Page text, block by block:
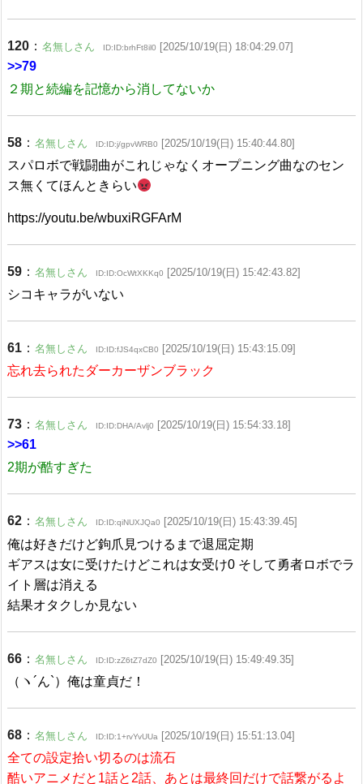
120 ： 名無しさん ID:ID:brhFt8il0 [2025/10/19(日) 18:04:29.07]
>>79
２期と続編を記憶から消してないか
58 ： 名無しさん ID:ID:j/gpvWRB0 [2025/10/19(日) 15:40:44.80]
スパロボで戦闘曲がこれじゃなくオープニング曲なのセン
ス無くてほんときらい
https://youtu.be/wbuxiRGFArM
59 ： 名無しさん ID:ID:OcWtXKKq0 [2025/10/19(日) 15:42:43.82]
シコキャラがいない
61 ： 名無しさん ID:ID:fJS4qxCB0 [2025/10/19(日) 15:43:15.09]
忘れ去られたダーカーザンブラック
73 ： 名無しさん ID:ID:DHA/Avlj0 [2025/10/19(日) 15:54:33.18]
>>61
2期が酷すぎた
62 ： 名無しさん ID:ID:qiNUXJQa0 [2025/10/19(日) 15:43:39.45]
俺は好きだけど鉤爪見つけるまで退屈定期
ギアスは女に受けたけどこれは女受け0 そして勇者ロボでラ
イト層は消える
結果オタクしか見ない
66 ： 名無しさん ID:ID:zZ6tZ7dZ0 [2025/10/19(日) 15:49:49.35]
（ヽ´ん`）俺は童貞だ！
68 ： 名無しさん ID:ID:1+rvYvUUa [2025/10/19(日) 15:51:13.04]
全ての設定拾い切るのは流石
酷いアニメだと1話と2話、あとは最終回だけで話繋がるよ